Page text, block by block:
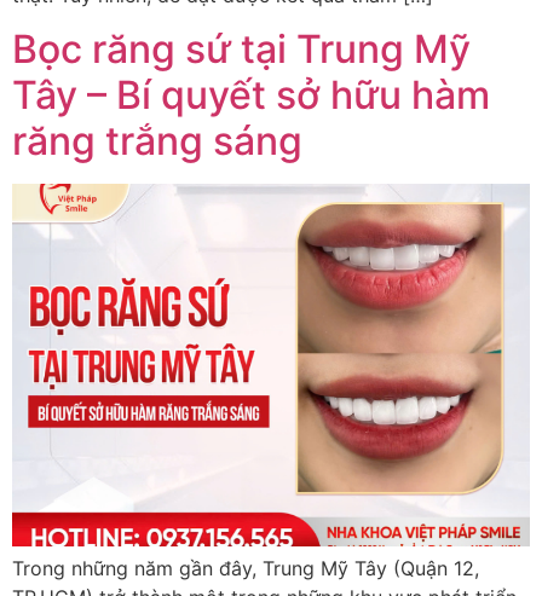
Bọc răng sứ tại Trung Mỹ
Tây – Bí quyết sở hữu hàm
răng trắng sáng
Trong những năm gần đây, Trung Mỹ Tây (Quận 12,